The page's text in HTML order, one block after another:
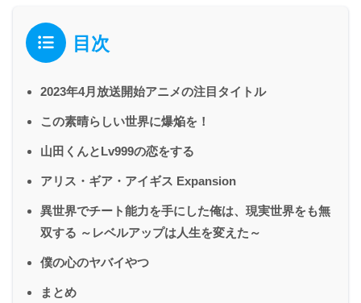
目次
2023年4月放送開始アニメの注目タイトル
この素晴らしい世界に爆焔を！
山田くんとLv999の恋をする
アリス・ギア・アイギス Expansion
異世界でチート能力を手にした俺は、現実世界をも無
双する ～レベルアップは人生を変えた～
僕の心のヤバイやつ
まとめ